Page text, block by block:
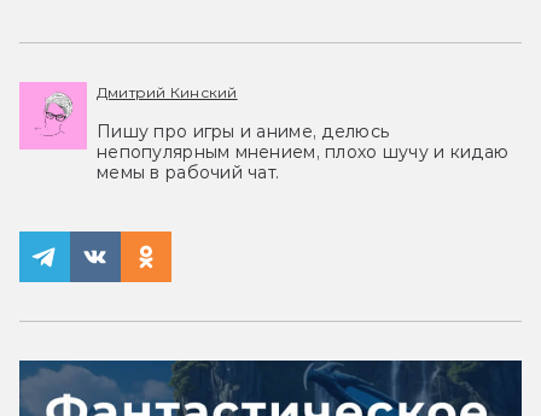
Дмитрий Кинский
Пишу про игры и аниме, делюсь
непопулярным мнением, плохо шучу и кидаю
мемы в рабочий чат.